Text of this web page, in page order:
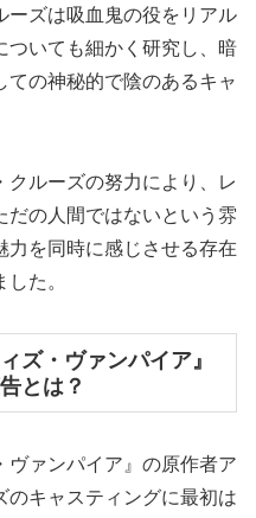
ーズは吸血鬼の役をリアル
ついても細かく研究し、暗
ての神秘的で陰のあるキャ
クルーズの努力により、レ
だの人間ではないという雰
力を同時に感じさせる存在
た。
ズ・ヴァンパイア』
とは？
ヴァンパイア』の原作者ア
のキャスティングに最初は